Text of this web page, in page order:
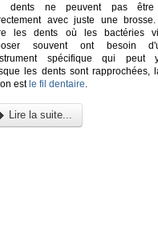
dents ne peuvent pas être
avec juste une
les dents où les bactéries
souvent ont besoin
spécifique qui peut
les dents sont rapprochées,
estle fil dentaire
Lire la suite...